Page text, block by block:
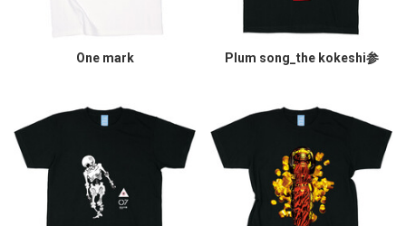
One mark Plum song_the kokeshi参